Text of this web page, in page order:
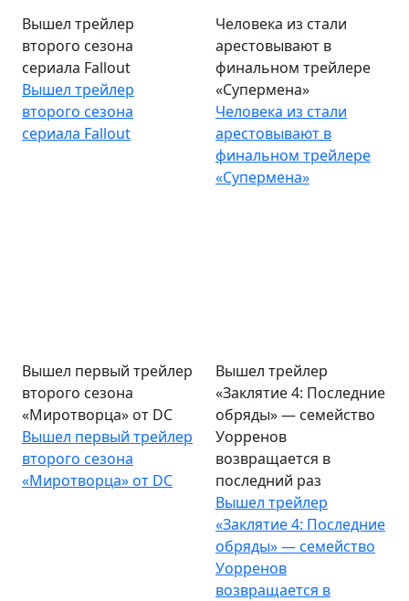
Вышел трейлер
второго сезона
сериала Fallout
Вышел трейлер
второго сезона
сериала Fallout
Человека из стали
арестовывают в
финальном трейлере
«Супермена»
Человека из стали
арестовывают в
финальном трейлере
«Супермена»
Вышел первый трейлер
второго сезона
«Миротворца» от DC
Вышел первый трейлер
второго сезона
«Миротворца» от DC
Вышел трейлер
«Заклятие 4: Последние
обряды» — семейство
Уорренов
возвращается в
последний раз
Вышел трейлер
«Заклятие 4: Последние
обряды» — семейство
Уорренов
возвращается в